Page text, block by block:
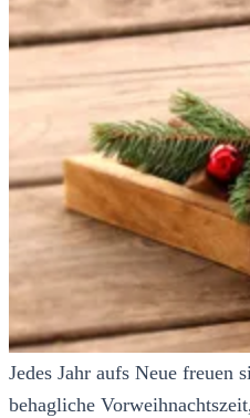
Jedes Jahr aufs Neue freuen
behagliche